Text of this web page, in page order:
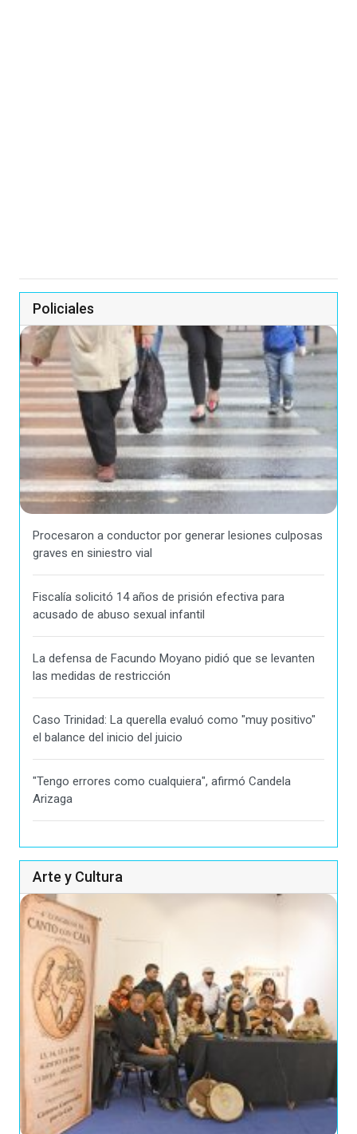
Policiales
Procesaron a conductor por generar lesiones culposas
graves en siniestro vial
Fiscalía solicitó 14 años de prisión efectiva para
acusado de abuso sexual infantil
La defensa de Facundo Moyano pidió que se levanten
las medidas de restricción
Caso Trinidad: La querella evaluó como "muy positivo"
el balance del inicio del juicio
"Tengo errores como cualquiera", afirmó Candela
Arizaga
Arte y Cultura